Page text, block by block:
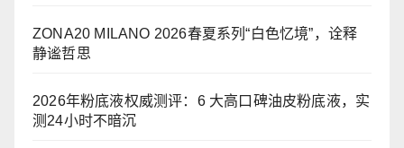
ZONA20 MILANO 2026春夏系列“白色忆境”，诠释
静谧哲思
2026年粉底液权威测评：6 大高口碑油皮粉底液，实
测24小时不暗沉